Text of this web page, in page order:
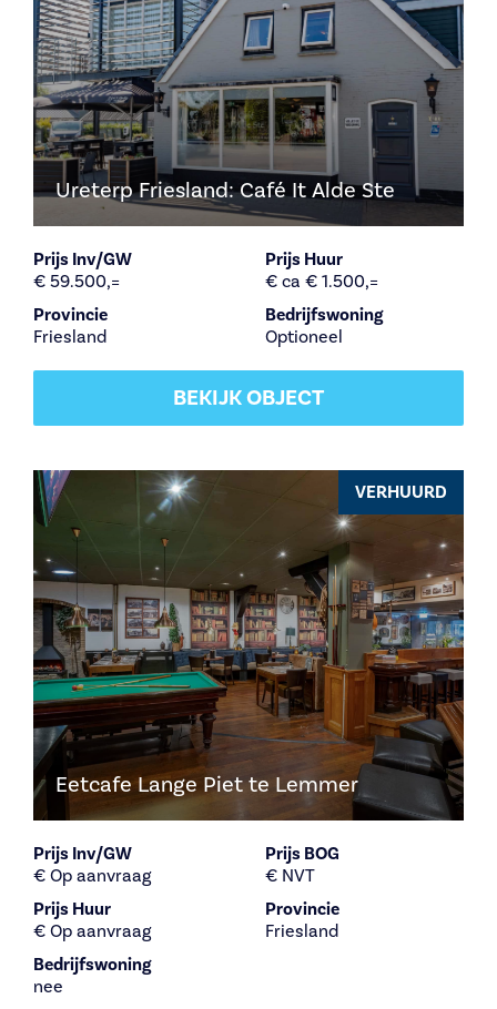
Ureterp Friesland: Café It Alde Ste
Prijs Inv/GW
€ 59.500,=
Prijs Huur
€ ca € 1.500,=
Provincie
Friesland
Bedrijfswoning
Optioneel
BEKIJK OBJECT
VERHUURD
Eetcafe Lange Piet te Lemmer
Prijs Inv/GW
€ Op aanvraag
Prijs BOG
€ NVT
Prijs Huur
€ Op aanvraag
Provincie
Friesland
Bedrijfswoning
nee